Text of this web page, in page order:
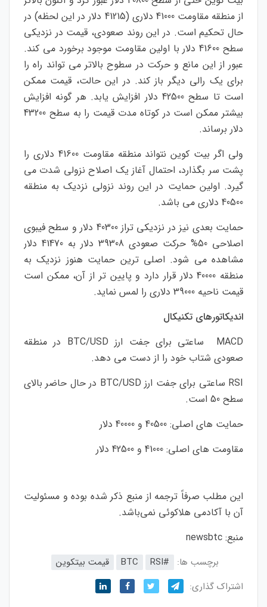
از منطقه مقاومت 41000 دلاری (41215 دلار در این لحظه) در
حال تحکیم است. در این روند صعودی، قیمت در نزدیکی
سطح 41600 دلار با اولین مقاومت موجود برخورد می کند.
عبور از این مانع و حرکت در سطوح بالاتر می تواند راه را
برای یک رالی دیگر باز کند. در این حالت، قیمت ممکن
است تا سطح 42500 دلار افزایش یابد. هر گونه افزایش
بیشتر ممکن است در کوتاه مدت قیمت را به سطح 43200
دلار برساند.
ولی اگر بیت کوین نتواند منطقه مقاومت 41600 دلاری را
پشت سر بگذارد، احتمال آغاز یک اصلاح نزولی شدت می
گیرد. اولین حمایت در این روند نزولی نزدیک به منطقه
40500 دلاری می باشد.
حمایت بعدی نیز در نزدیکی تراز 40300 دلار و سطح فیبوی
اصلاحی 50% حرکت صعودی 39308 دلار به 41470 دلار
مشاهده می شود. اصلی ترین حمایت هنوز نزدیک به
منطقه 40000 دلار قرار دارد و پایین تر از آن، ممکن است
قیمت ناحیه 39000 دلاری را لمس نماید.
اندیکاتورهای تکنیکال
MACD ساعتی برای جفت ارز BTC/USD در منطقه
صعودی شتاب خود را از دست می دهد.
RSI ساعتی برای جفت ارز BTC/USD در حال حاضر بالای
سطح 50 است.
حمایت های اصلی: 40500 و 40000 دلار
مقاومت های اصلی: 41000 و 42500 دلار
این مطلب صرفاً ترجمه از منبع ذکر شده بوده و مسئولیت
آن با آکادمی هلاکوئی نمی‌باشد.
منبع: newsbtc
برچسب ها: #RSI
BTC
قیمت بیتکوین
اشتراک گذاری: